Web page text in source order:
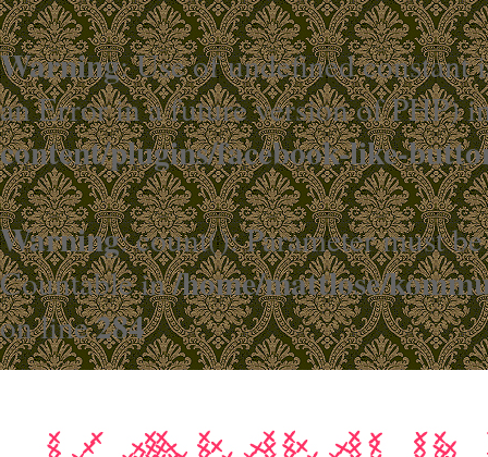
Warning: Use of undefined
an Error in a future version of PHP)
content/plugins/facebook-like-
Warning: count(): Parameter must
Countable in/home/mattlose/
on line284